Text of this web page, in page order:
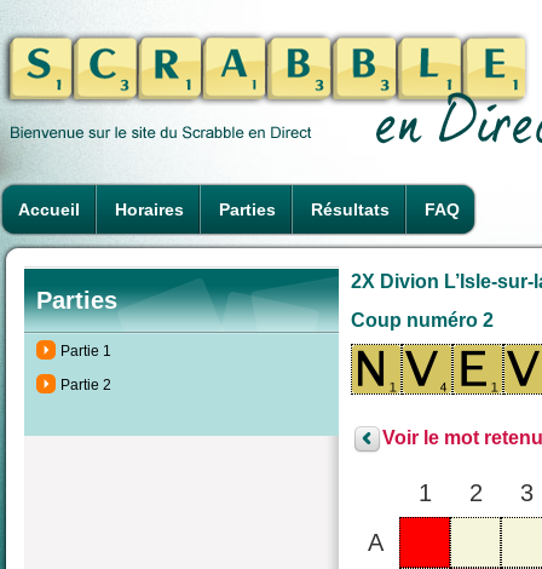
Accueil Horaires Parties Résultats FAQ
Parties
Partie 1
Partie 2
2X Divion L’Isle-
Coup numéro 2
Voir le mot
1 2
3
A